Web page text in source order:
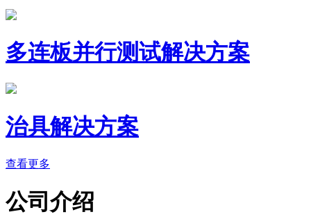
多连板并行测试解决方案
治具解决方案
查看更多
公司介绍